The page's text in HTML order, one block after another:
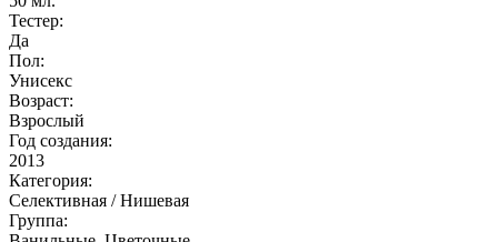
Тестер:
Да
Пол:
Унисекс
Возраст:
Взрослый
Год создания:
2013
Категория:
Селективная / Нишевая
Группа: